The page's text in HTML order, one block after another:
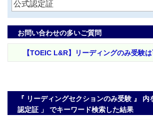
お問い合わせの多いご質問
【TOEIC L&R】リーディングのみ受験
『 リーディングセクションのみ受験 』 内
認定証 」 でキーワード検索した結果